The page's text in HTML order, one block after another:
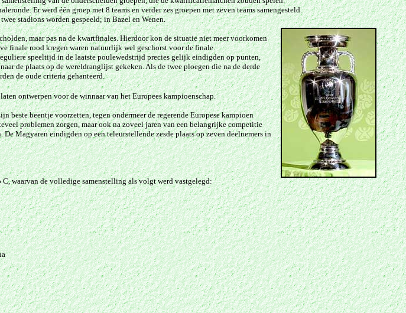
Er werd één groep met 8 teams en verder zes groepen met zeven teams samengesteld.
stadions worden gespeeld; in Bazel en Wenen.
maar pas na de kwartfinales. Hierdoor kon de situatie niet meer voorkomen
finale rood kregen waren natuurlijk wel geschorst voor de finale.
speeltijd in de laatste poulewedstrijd precies gelijk eindigden op punten,
de plaats op de wereldranglijst gekeken. Als de twee ploegen die na de derde
de oude criteria gehanteerd.
ontwerpen voor de winnaar van het Europees kampioenschap.
beentje voorzetten, tegen ondermeer de regerende Europese kampioen
problemen zorgen, maar ook na zoveel jaren van een belangrijke competitie
Magyaren eindigden op een teleurstellende zesde plaats op zeven deelnemers in
waarvan de volledige samenstelling als volgt werd vastgelegd: